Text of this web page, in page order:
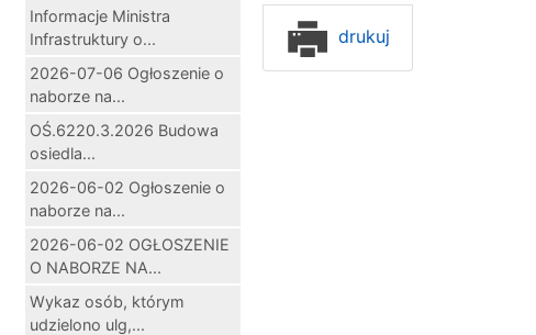
Informacje Ministra
Infrastruktury o...
2026-07-06 Ogłoszenie o
naborze na...
OŚ.6220.3.2026 Budowa
osiedla...
2026-06-02 Ogłoszenie o
naborze na...
2026-06-02 OGŁOSZENIE
O NABORZE NA...
Wykaz osób, którym
udzielono ulg,...
drukuj